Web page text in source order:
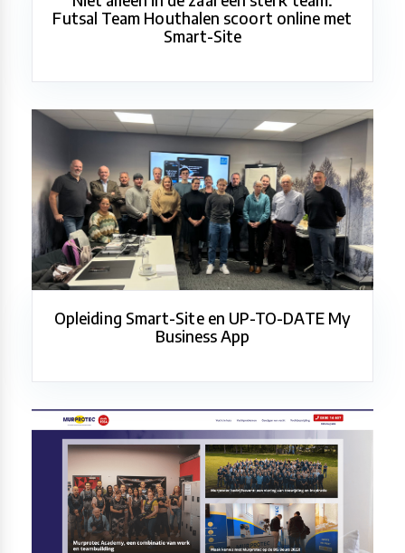
Futsal Team Houthalen scoort online met
Smart-Site
Opleiding Smart-Site en UP-TO-DATE My
Business App